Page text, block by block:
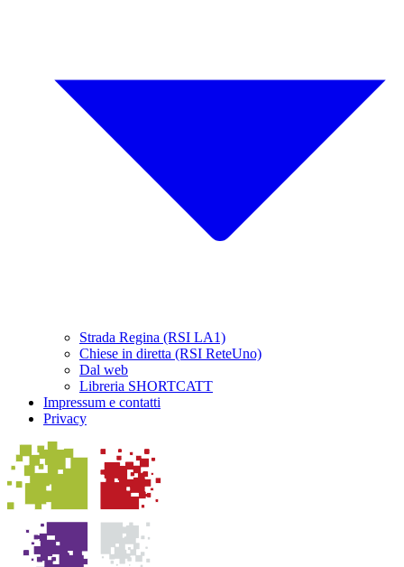
Strada Regina (RSI LA1)
Chiese in diretta (RSI ReteUno)
Dal web
Libreria SHORTCATT
Impressum e contatti
Privacy